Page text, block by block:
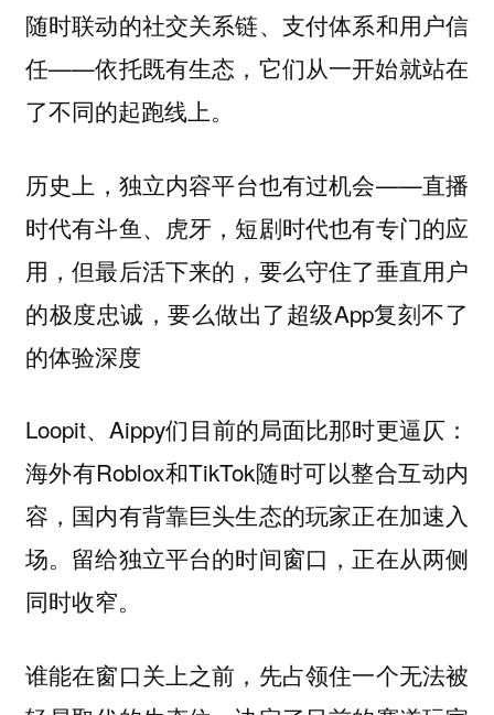
随时联动的社交关系链、支付体系和用户信
任——依托既有生态，它们从一开始就站在
了不同的起跑线上。
历史上，独立内容平台也有过机会——直播
时代有斗鱼、虎牙，短剧时代也有专门的应
用，但最后活下来的，要么守住了垂直用户
的极度忠诚，要么做出了超级App复刻不了
的体验深度
Loopit、Aippy们目前的局面比那时更逼仄：
海外有Roblox和TikTok随时可以整合互动内
容，国内有背靠巨头生态的玩家正在加速入
场。留给独立平台的时间窗口，正在从两侧
同时收窄。
谁能在窗口关上之前，先占领住一个无法被